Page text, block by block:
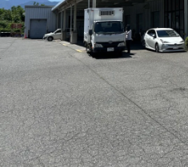
沖縄エリア
カテゴリから探す
特集コンテンツ
プレスリリース